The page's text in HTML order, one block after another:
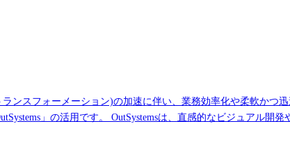
」の活用です。 OutSystemsは、直感的なビジュアル開